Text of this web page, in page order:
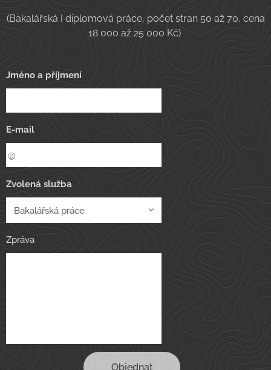
(Bakalářská I diplomová práce, počet stran 50 až 70, cena
18 000 až 25 000 Kč)
Jméno a příjmení
E-mail
Zvolená služba
Zpráva
Objednat